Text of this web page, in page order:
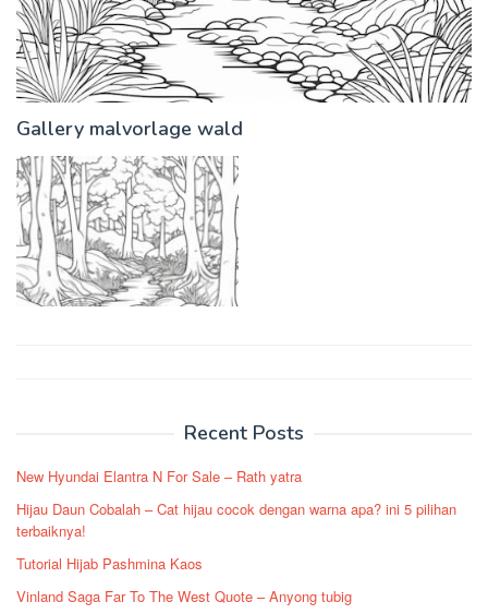
Gallery malvorlage wald
Recent Posts
New Hyundai Elantra N For Sale – Rath yatra
Hijau Daun Cobalah – Cat hijau cocok dengan warna apa? ini 5 pilihan
terbaiknya!
Tutorial Hijab Pashmina Kaos
Vinland Saga Far To The West Quote – Anyong tubig